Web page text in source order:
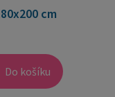
cm
Do košíku